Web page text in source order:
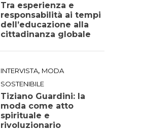
Tra esperienza e
responsabilità ai tempi
dell’educazione alla
cittadinanza globale
INTERVISTA, MODA
SOSTENIBILE
Tiziano Guardini: la
moda come atto
spirituale e
rivoluzionario